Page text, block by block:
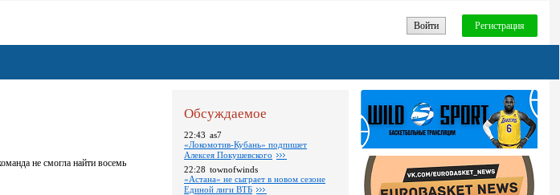
Войти Регистрация
не смогла найти восемь
Обсуждаемое
22:43 as7
«Локомотив-Кубань» подпишет
Алексея Покушевского
22:28 townofwinds
«Астана» не сыграет в новом сезоне
Единой лиги ВТБ